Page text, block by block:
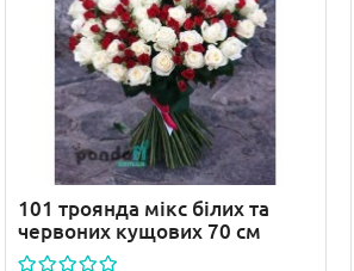
101 троянда мікс білих та
червоних кущових 70 см